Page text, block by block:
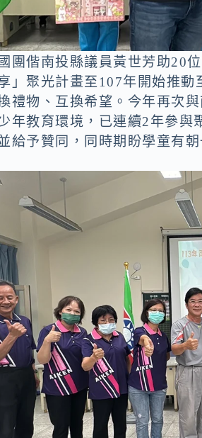
團偕南投縣議員黃世芳助20位
」聚光計畫至107年開始推
禮物、互換希望。今年再次
年教育環境，已連續2年參與
給予贊同，同時期盼學童有